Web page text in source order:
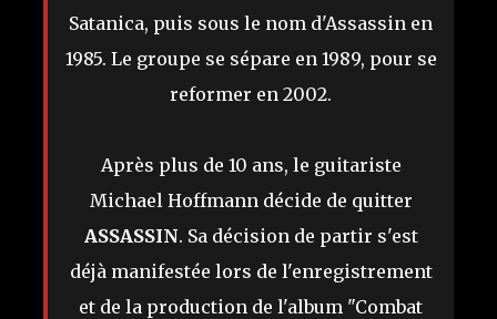
Satanica, puis sous le nom d'Assassin en
1985. Le groupe se sépare en 1989, pour se
reformer en 2002.
Après plus de 10 ans, le guitariste
Michael Hoffmann décide de quitter
ASSASSIN. Sa décision de partir s'est
déjà manifestée lors de l'enregistrement
et de la production de l'album "Combat